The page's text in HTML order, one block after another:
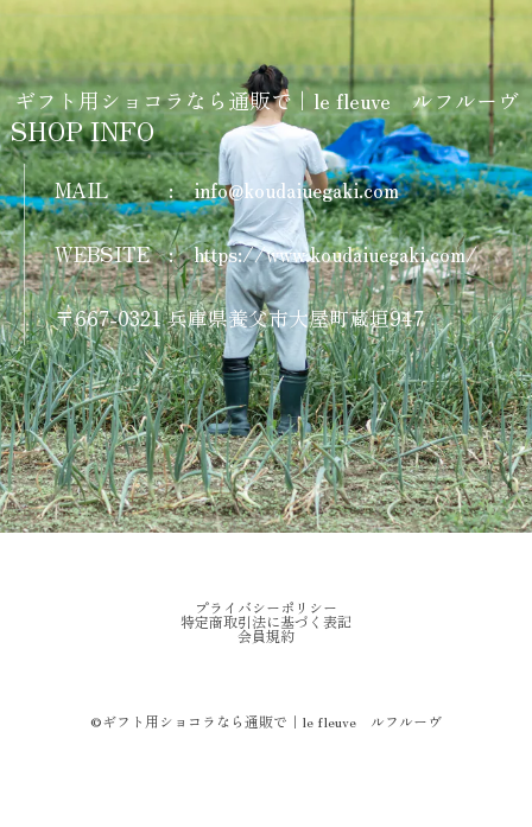
ギフト用ショコラなら通販で｜le fleuve ルフルーヴ
SHOP INFO
MAIL : info@koudaiuegaki.com
WEBSITE : https://www.koudaiuegaki.com/
〒667-0321 兵庫県養父市大屋町蔵垣947
プライバシーポリシー
特定商取引法に基づく表記
会員規約
©︎ギフト用ショコラなら通販で｜le fleuve ルフルーヴ